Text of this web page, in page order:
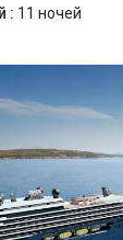
: 11 ночей